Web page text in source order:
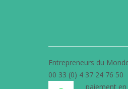
Entrepreneurs du
00 33 (0) 4 37 24 76 50
paiement